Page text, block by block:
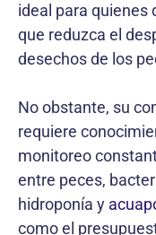
ideal para quienes
que reduzca el
desechos de los
No obstante, su
requiere
monitoreo
entre peces,
hidroponía y
como el